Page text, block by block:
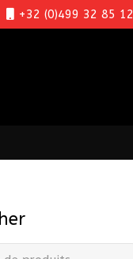
+32 (0)499 32 85 12